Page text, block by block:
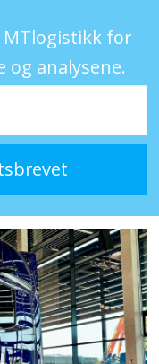
for
og analysene.